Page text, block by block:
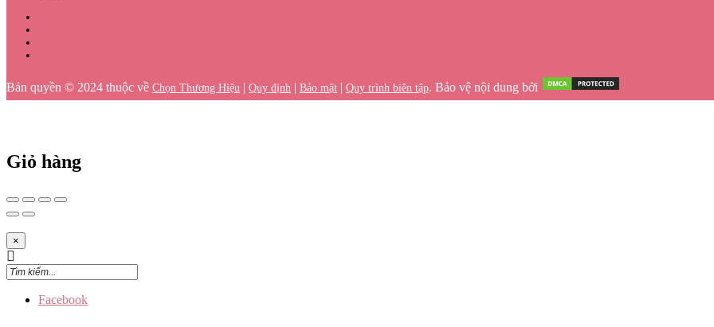
Bản quyền © 2024 thuộc về Chọn Thương Hiệu | Quy định | Bảo mật | Quy trình biên tập. Bảo vệ nội dung bởi
Giỏ hàng
×
Facebook